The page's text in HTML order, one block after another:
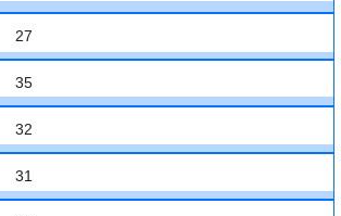
27
35
32
31